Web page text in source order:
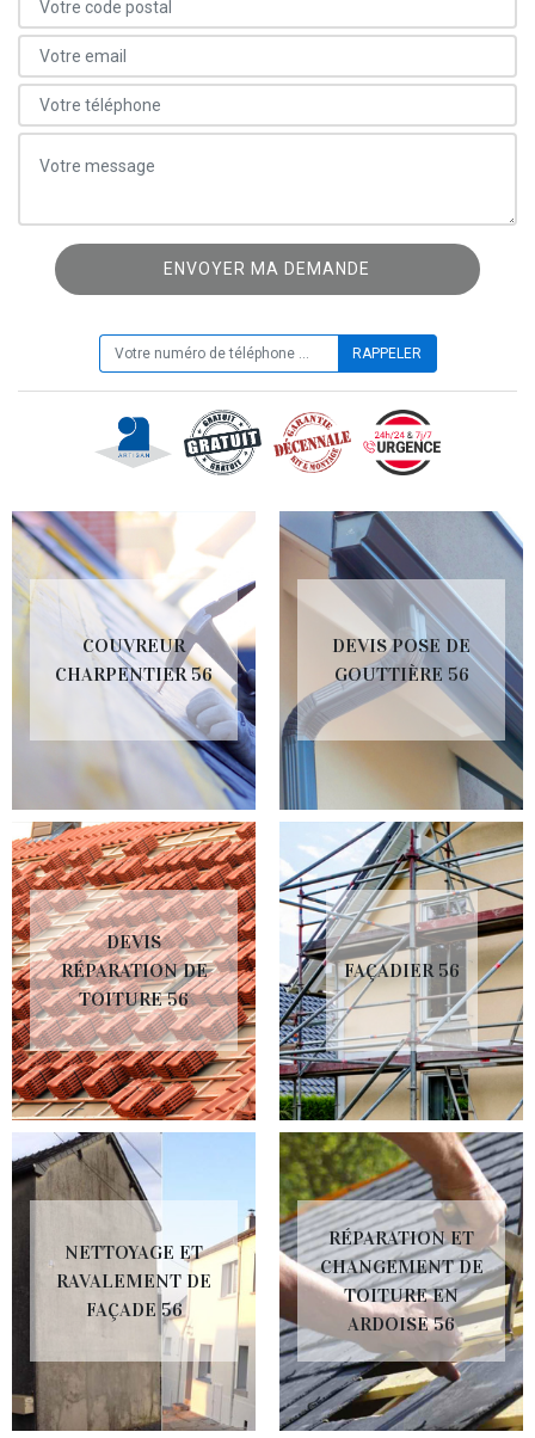
COUVREUR
CHARPENTIER 56
DEVIS POSE DE
GOUTTIÈRE 56
DEVIS
RÉPARATION DE
TOITURE 56
FAÇADIER 56
NETTOYAGE ET
RAVALEMENT DE
FAÇADE 56
RÉPARATION ET
CHANGEMENT DE
TOITURE EN
ARDOISE 56